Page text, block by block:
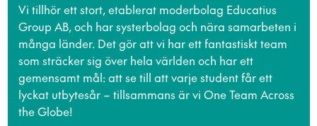
Vi tillhör ett stort, etablerat moderbolag Educatius
Group AB, och har systerbolag och nära samarbeten i
många länder. Det gör att vi har ett fantastiskt team
som sträcker sig över hela världen och har ett
gemensamt mål: att se till att varje student får ett
lyckat utbytesår – tillsammans är vi One Team Across
the Globe!